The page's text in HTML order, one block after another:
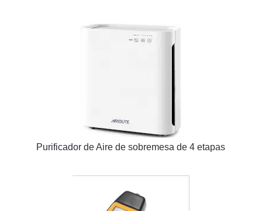
Purificador de Aire de sobremesa de 4 etapas